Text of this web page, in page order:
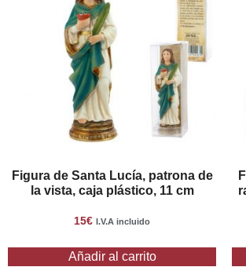
Figura de Santa Lucía, patrona de
la vista, caja plástico, 11 cm
15€ I.V.A incluido
Añadir al carrito